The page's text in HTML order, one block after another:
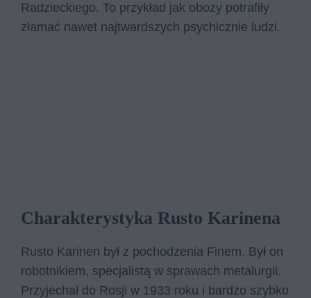
Radzieckiego. To przykład jak obozy potrafiły
złamać nawet najtwardszych psychicznie ludzi.
Charakterystyka Rusto Karinena
Rusto Karinen był z pochodzenia Finem. Był on
robotnikiem, specjalistą w sprawach metalurgii.
Przyjechał do Rosji w 1933 roku i bardzo szybko